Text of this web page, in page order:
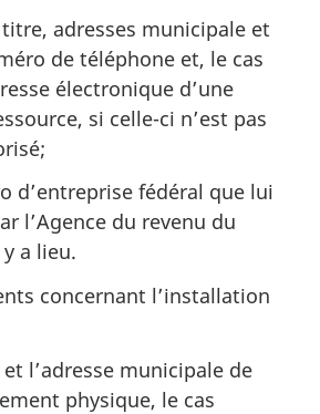
adresses municipale et
de téléphone et, le cas
électronique d’une
si celle-ci n’est pas
d’entreprise fédéral que lui
l’Agence du revenu du
y a lieu.
concernant l’installation
l’adresse municipale de
physique, le cas